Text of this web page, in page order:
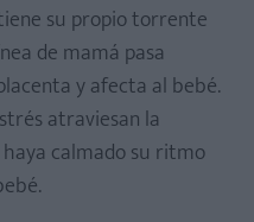
su propio torrente
de mamá pasa
y afecta al bebé.
atraviesan la
calmado su ritmo